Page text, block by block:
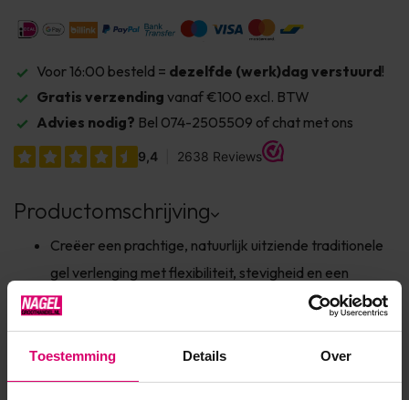
Toestemming Details Over
Voor 16:00 besteld = dezelfde (werk)dag verstuurd!
Gratis verzending vanaf €100 excl. BTW
Advies nodig? Bel 074-2505509 of chat met ons
Productomschrijving
Creëer een prachtige, natuurlijk uitziende traditionele
gel verlenging met flexibiliteit, stevigheid en een
langdurig resultaat. De zelf levelende formule biedt
een superieur kleur behoud van maar liefst 3 weken
lang! Daarnaast is de BRISA™ UV-gel als enige gel op
de markt hypoallergeen. Sculpting gel Warm Pink